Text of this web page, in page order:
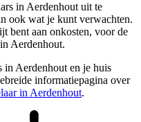
in Aerdenhout uit te
ook wat je kunt verwachten.
bent aan onkosten, voor de
Aerdenhout.
in Aerdenhout en je huis
informatiepagina over
in Aerdenhout.